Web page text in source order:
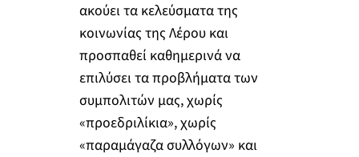
ακούει τα κελεύσματα της
κοινωνίας της Λέρου και
προσπαθεί καθημερινά να
επιλύσει τα προβλήματα των
συμπολιτών μας, χωρίς
«προεδριλίκια», χωρίς
«παραμάγαζα συλλόγων» και